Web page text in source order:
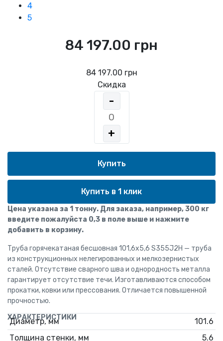
4
5
84 197.00 грн
84 197.00 грн
Скидка
-
+
Купить в 1 клик
Цена указана за 1 тонну. Для заказа, например, 300 кг
введите пожалуйста 0,3 в поле выше и нажмите
добавить в корзину.
Труба горячекатаная бесшовная 101,6х5,6 S355J2H — труба
из конструкционных нелегированных и мелкозернистых
сталей. Отсутствие сварного шва и однородность металла
гарантирует отсутствие течи. Изготавливаются способом
прокатки, ковки или прессования. Отличается повышенной
прочностью.
ХАРАКТЕРИСТИКИ
Диаметр, мм
101.6
Толщина стенки, мм
5.6